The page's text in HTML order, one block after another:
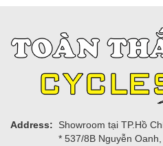
Address:
Showroom tại TP.Hồ
* 537/8B Nguyễn